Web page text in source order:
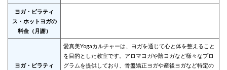
ヨガ・ピラティ
ス・ホットヨガの
料金（月謝）
ヨガ・ピラティ
愛真美Yogaカルチャーは、ヨガを通じて心と体を整えること
を目的とした教室です。アロマヨガや陰ヨガなど様々なプロ
グラムを提供しており、骨盤矯正ヨガや産後ヨガなど特定の